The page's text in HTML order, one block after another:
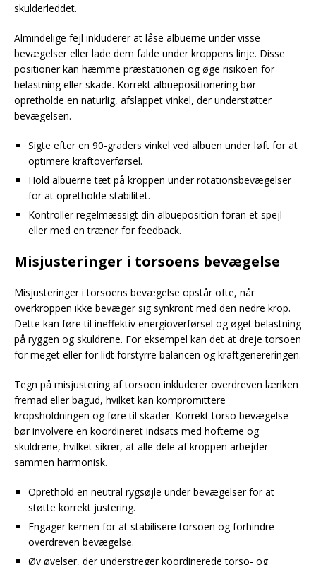
skulderleddet.
Almindelige fejl inkluderer at låse albuerne under visse
bevægelser eller lade dem falde under kroppens linje. Disse
positioner kan hæmme præstationen og øge risikoen for
belastning eller skade. Korrekt albuepositionering bør
opretholde en naturlig, afslappet vinkel, der understøtter
bevægelsen.
Sigte efter en 90-graders vinkel ved albuen under løft for at
optimere kraftoverførsel.
Hold albuerne tæt på kroppen under rotationsbevægelser
for at opretholde stabilitet.
Kontroller regelmæssigt din albueposition foran et spejl
eller med en træner for feedback.
Misjusteringer i torsoens bevægelse
Misjusteringer i torsoens bevægelse opstår ofte, når
overkroppen ikke bevæger sig synkront med den nedre krop.
Dette kan føre til ineffektiv energioverførsel og øget belastning
på ryggen og skuldrene. For eksempel kan det at dreje torsoen
for meget eller for lidt forstyrre balancen og kraftgenereringen.
Tegn på misjustering af torsoen inkluderer overdreven lænken
fremad eller bagud, hvilket kan kompromittere
kropsholdningen og føre til skader. Korrekt torso bevægelse
bør involvere en koordineret indsats med hofterne og
skuldrene, hvilket sikrer, at alle dele af kroppen arbejder
sammen harmonisk.
Oprethold en neutral rygsøjle under bevægelser for at
støtte korrekt justering.
Engager kernen for at stabilisere torsoen og forhindre
overdreven bevægelse.
Øv øvelser, der understreger koordinerede torso- og